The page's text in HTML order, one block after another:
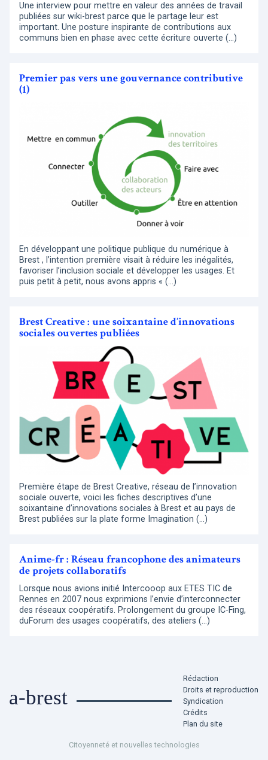
Une interview pour mettre en valeur des années de travail
publiées sur wiki-brest parce que le partage leur est
important. Une posture inspirante de contributions aux
communs bien en phase avec cette écriture ouverte (…)
Premier pas vers une gouvernance contributive
(1)
En développant une politique publique du numérique à
Brest , l’intention première visait à réduire les inégalités,
favoriser l’inclusion sociale et développer les usages. Et
puis petit à petit, nous avons appris « (…)
Brest Creative : une soixantaine d’innovations
sociales ouvertes publiées
Première étape de Brest Creative, réseau de l’innovation
sociale ouverte, voici les fiches descriptives d’une
soixantaine d’innovations sociales à Brest et au pays de
Brest publiées sur la plate forme Imagination (…)
Anime-fr : Réseau francophone des animateurs
de projets collaboratifs
Lorsque nous avions initié Intercooop aux ETES TIC de
Rennes en 2007 nous exprimions l’envie d’interconnecter
des réseaux coopératifs. Prolongement du groupe IC-Fing,
duForum des usages coopératifs, des ateliers (…)
a-brest
Rédaction
Droits et reproduction
Syndication
Crédits
Plan du site
Citoyenneté et nouvelles technologies